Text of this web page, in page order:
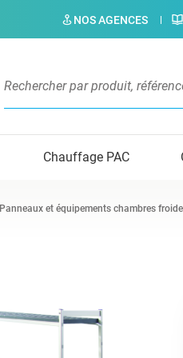
NOS AGENCES
Chauffage PAC
Panneaux et équipements chambres